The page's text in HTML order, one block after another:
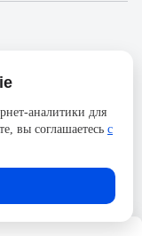
40А
иметь
от реального
не несёт
товаров фотографиям,
аналитики для
вы соглашаетесь с